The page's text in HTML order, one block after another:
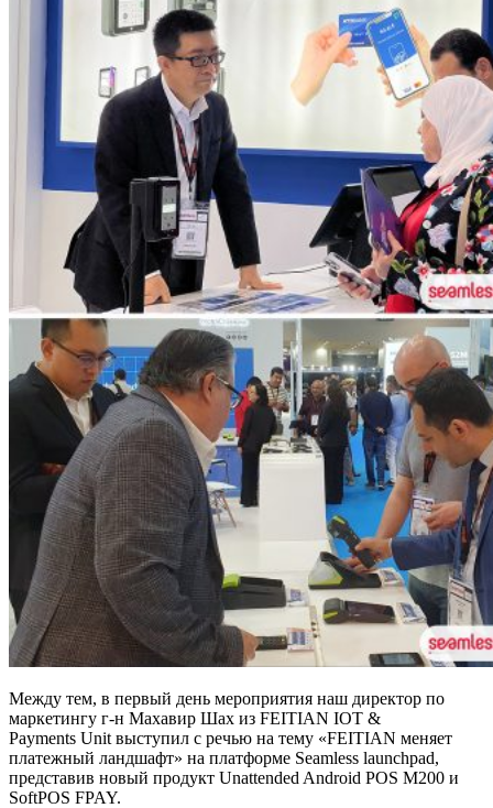
Между тем, в первый день мероприятия наш директор по
маркетингу г-н Махавир Шах из FEITIAN IOT &
Payments Unit выступил с речью на тему «FEITIAN меняет
платежный ландшафт» на платформе Seamless launchpad,
представив новый продукт Unattended Android POS M200 и
SoftPOS FPAY.